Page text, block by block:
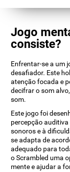
Jogo
consiste?
Enfrentar-se a um
desafiador. Este
atenção focada e
decifrar o som
som.
Este jogo foi
percepção
sonoros e à
se adapta de
adequado para
o Scrambled uma
mente e ajudar a